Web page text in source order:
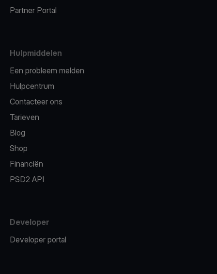
Partner Portal
Hulpmiddelen
Een probleem melden
Hulpcentrum
Contacteer ons
Tarieven
Blog
Shop
Financiën
PSD2 API
Developer
Developer portal